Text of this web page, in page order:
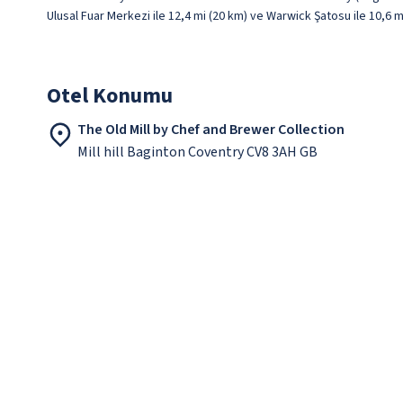
Ulusal Fuar Merkezi ile 12,4 mi (20 km) ve Warwick Şatosu ile 10,6
Otel Konumu
The Old Mill by Chef and Brewer Collection
Mill hill Baginton Coventry CV8 3AH GB